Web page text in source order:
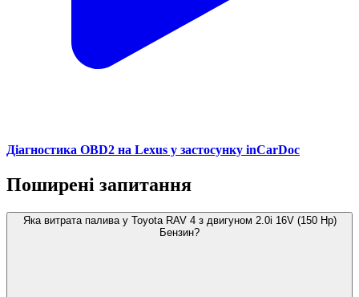
Діагностика OBD2 на Lexus у застосунку inCarDoc
Поширені запитання
Яка витрата палива у Toyota RAV 4 з двигуном 2.0i 16V (150 Hp)
Бензин?